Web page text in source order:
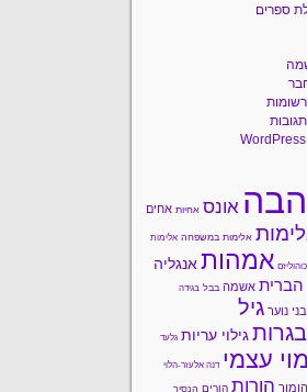
ספרים
אונס אחיות אחים
אלימות במשפחה אלימות
אמהותאנגליה
הברית אשמה בבל בגידה
בני נוער גיל
גילוי עריות גלעד
עצמי דנה אלעזר-הלוי
הומור הורות הורים הנסיך